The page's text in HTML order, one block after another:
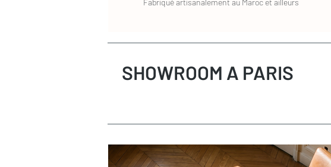
douceur incomparable. Moelleux et chaleureux, ils
et caractère à votre intérieur. Parfaits dans un salon pour
dans une chambre pour un réveil tout en douceur, les
minimalistes, ils existent aussi aujourd’hui dans des
Fabriqué artisanalement au Maroc et ailleurs
SHOWROOM A PARIS